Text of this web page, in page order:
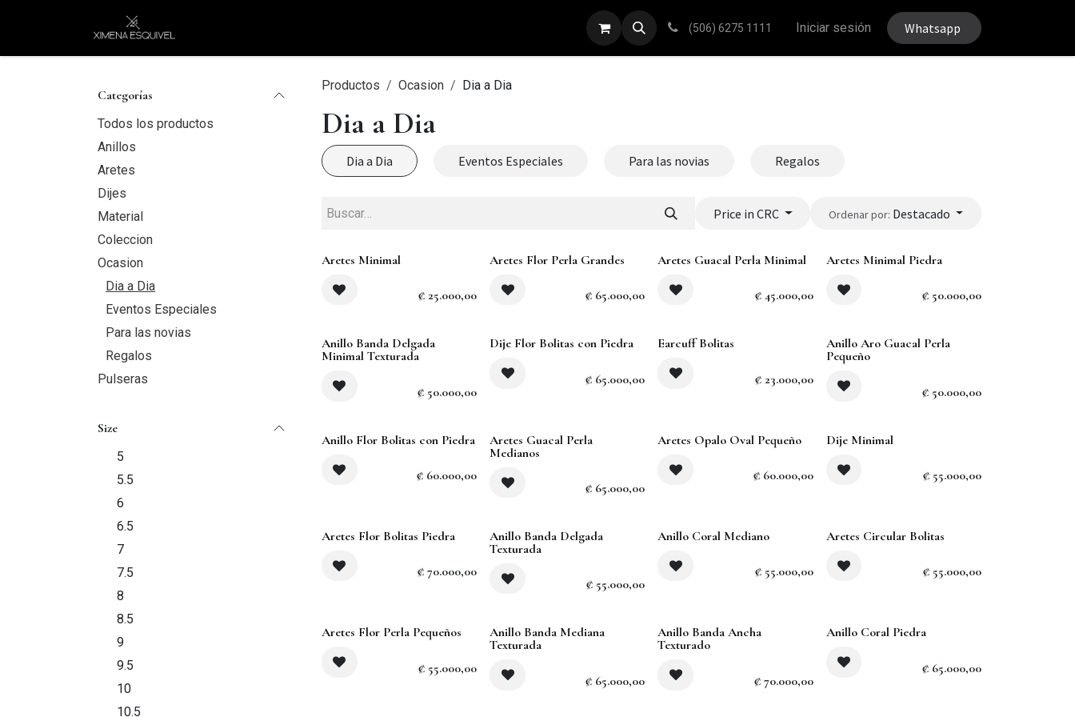
PULSERAS (506) 6275 1111 Iniciar sesión Whatsapp
Categorías
Todos los productos
Anillos
Aretes
Dijes
Material
Coleccion
Ocasion
Dia a Dia
Eventos Especiales
Para las novias
Regalos
Pulseras
Size
5
5.5
6
6.5
7
7.5
8
8.5
9
9.5
10
10.5
Productos Ocasion Dia a Dia
Dia a Dia
Dia a Dia Eventos Especiales Para las novias Regalos
Price in CRC Ordenar por: Destacado
Aretes Minimal
₡ 25.000,00
Aretes Flor Perla Grandes
₡ 65.000,00
Aretes Guacal Perla Minimal
₡ 45.000,00
Aretes Minimal Piedra
₡ 50.000,00
Anillo Banda Delgada
Minimal Texturada
₡ 50.000,00
Dije Flor Bolitas con Piedra
₡ 65.000,00
Earcuff Bolitas
₡ 23.000,00
Anillo Aro Guacal Perla
Pequeño
₡ 50.000,00
Anillo Flor Bolitas con Piedra
₡ 60.000,00
Aretes Guacal Perla
Medianos
₡ 65.000,00
Agotado
Aretes Opalo Oval Pequeño
₡ 60.000,00
Dije Minimal
₡ 55.000,00
Aretes Flor Bolitas Piedra
₡70.000,00
Anillo Banda Delgada
Texturada
₡ 55.000,00
Anillo Coral Mediano
₡ 55.000,00
Aretes Circular Bolitas
₡ 55.000,00
Aretes Flor Perla Pequeños
₡ 55.000,00 Agotado
Anillo Banda Mediana
Texturada
₡ 65.000,00
Anillo Banda Ancha
Texturado
₡ 70.000,00
Anillo Coral Piedra
₡ 65.000,00